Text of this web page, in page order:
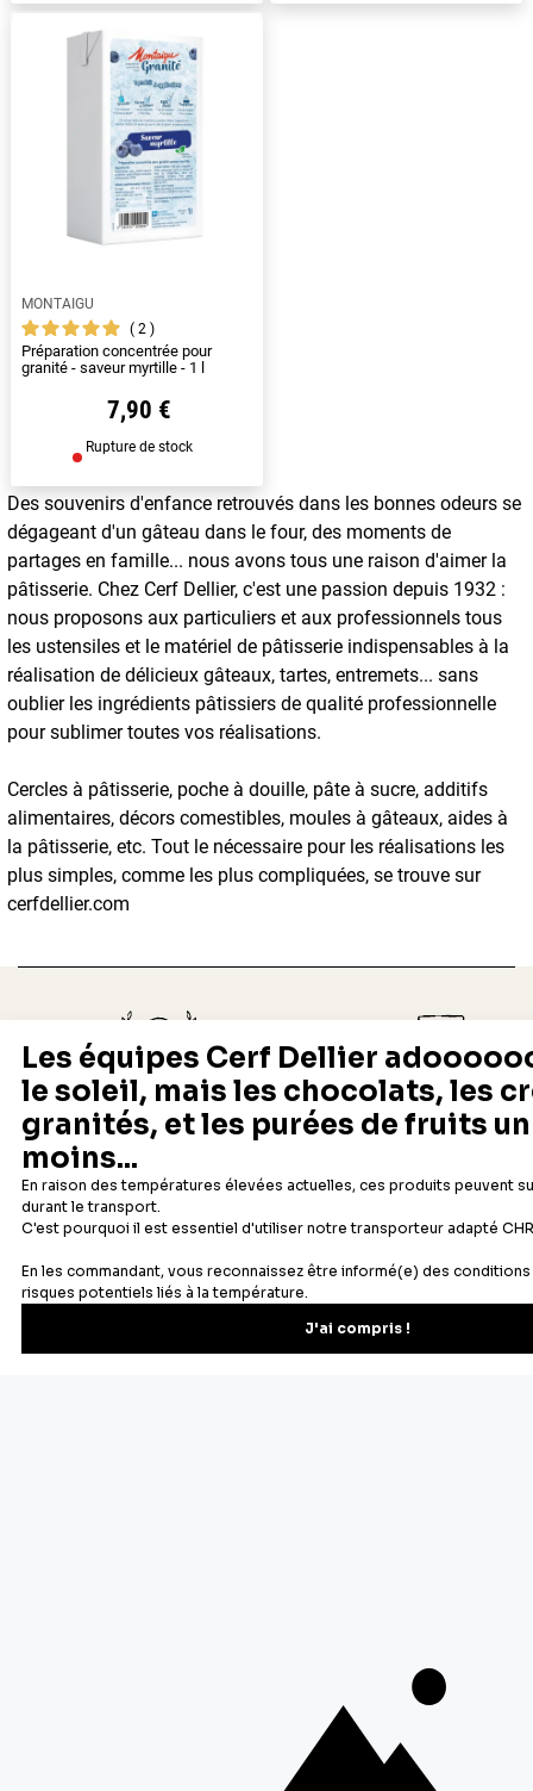
MONTAIGU
2
Préparation concentrée pour
granité - saveur myrtille - 1 l
7,90 €
Rupture de stock
Des souvenirs d'enfance retrouvés dans les bonnes odeurs se
dégageant d'un gâteau dans le four, des moments de
partages en famille... nous avons tous une raison d'aimer la
pâtisserie. Chez Cerf Dellier, c'est une passion depuis 1932 :
nous proposons aux particuliers et aux professionnels tous
les ustensiles et le matériel de pâtisserie indispensables à la
réalisation de délicieux gâteaux, tartes, entremets... sans
oublier les ingrédients pâtissiers de qualité professionnelle
pour sublimer toutes vos réalisations.
Cercles à pâtisserie, poche à douille, pâte à sucre, additifs
alimentaires, décors comestibles, moules à gâteaux, aides à
la pâtisserie, etc. Tout le nécessaire pour les réalisations les
plus simples, comme les plus compliquées, se trouve sur
cerfdellier.com
Depuis 1932
Fabricant français reconnu
Livraison rapide 24/48h
Offerte dès 69 € en point
Newsletter
Recevez les recettes, astuces et offres spéciales.